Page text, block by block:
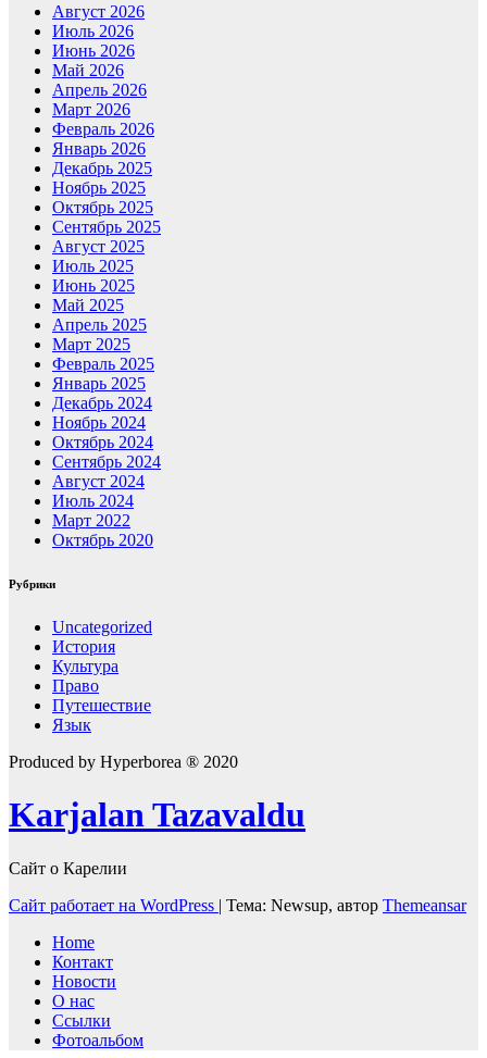
Август 2026
Июль 2026
Июнь 2026
Май 2026
Апрель 2026
Март 2026
Февраль 2026
Январь 2026
Декабрь 2025
Ноябрь 2025
Октябрь 2025
Сентябрь 2025
Август 2025
Июль 2025
Июнь 2025
Май 2025
Апрель 2025
Март 2025
Февраль 2025
Январь 2025
Декабрь 2024
Ноябрь 2024
Октябрь 2024
Сентябрь 2024
Август 2024
Июль 2024
Март 2022
Октябрь 2020
Рубрики
Uncategorized
История
Культура
Право
Путешествие
Язык
Produced by Hyperborea ® 2020
Karjalan Tazavaldu
Сайт о Карелии
Сайт работает на WordPress | Тема: Newsup, автор Themeansar
Home
Контакт
Новости
О нас
Ссылки
Фотоальбом